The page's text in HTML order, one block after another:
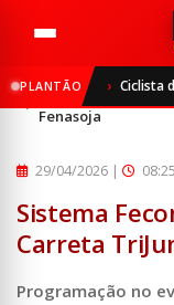
PLANTÃO Ciclista
Cultura
Sistema
Fenasoja
29/04/2026 |
Sistema
Carreta
Programação no